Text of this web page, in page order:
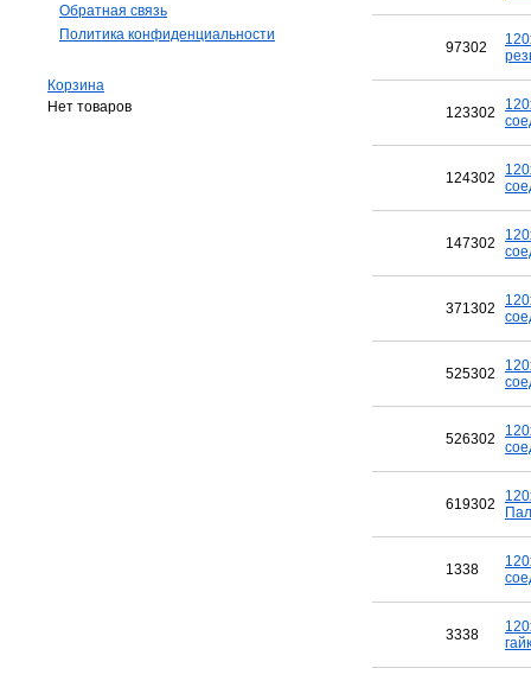
Обратная связь
Политика конфиденциальности
Корзина
Нет товаров
97302
123302
124302
147302
371302
525302
526302
619302
1338
3338